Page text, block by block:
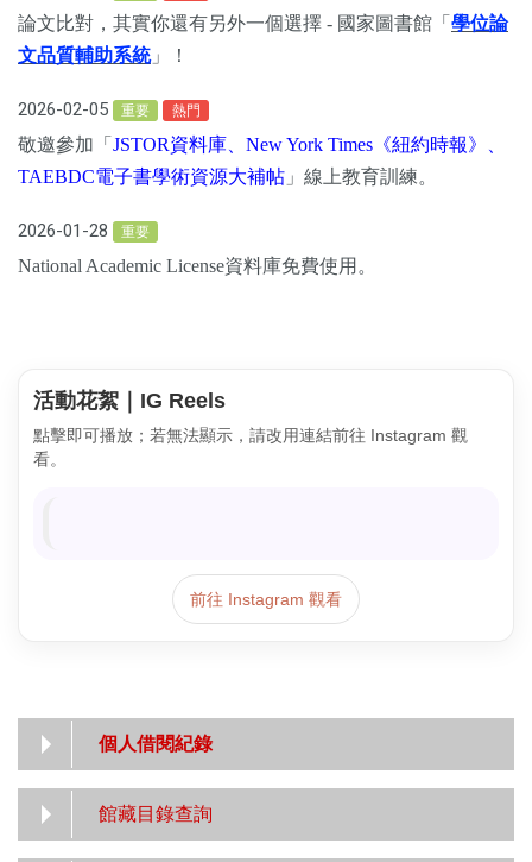
論文比對，其實你還有另外一個選擇 - 國家圖書館「 學位論
文品質輔助系統」！
2026-02-05 重要 熱門
敬邀參加「 JSTOR資料庫、New York Times《紐約時報》、
TAEBDC電子書學術資源大補帖 」線上教育訓練。
2026-01-28 重要
National Academic License資料庫免費使用。
活動花絮｜IG Reels
點擊即可播放；若無法顯示，請改用連結前往 Instagram 觀
看。
前往 Instagram 觀看
個人借閱紀錄
館藏目錄查詢